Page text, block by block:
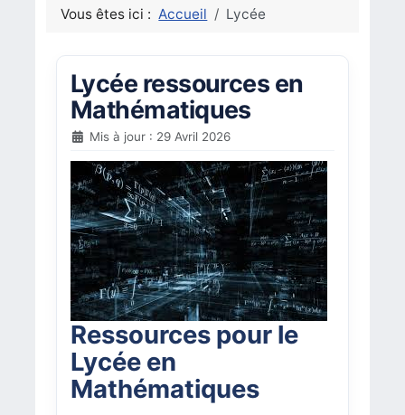
Vous êtes ici : Accueil Lycée
Lycée ressources en
Mathématiques
Mis à jour : 29 Avril 2026
Ressources pour le
Lycée en
Mathématiques